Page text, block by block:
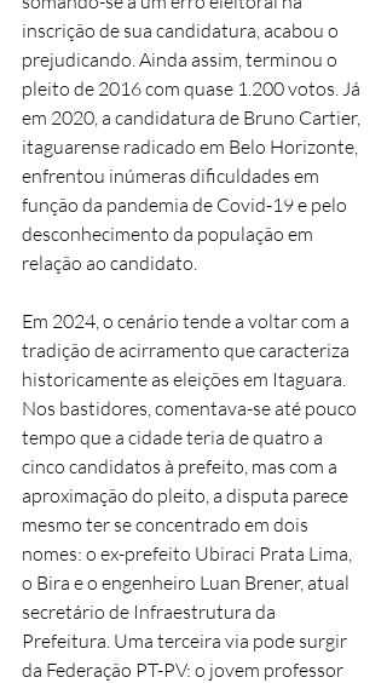
inscrição de sua candidatura, acabou o
prejudicando. Ainda assim, terminou o
pleito de 2016 com quase 1.200 votos. Já
em 2020, a candidatura de Bruno Cartier,
itaguarense radicado em Belo Horizonte,
enfrentou inúmeras dificuldades em
função da pandemia de Covid-19 e pelo
desconhecimento da população em
relação ao candidato.
Em 2024, o cenário tende a voltar com a
tradição de acirramento que caracteriza
historicamente as eleições em Itaguara.
Nos bastidores, comentava-se até pouco
tempo que a cidade teria de quatro a
cinco candidatos à prefeito, mas com a
aproximação do pleito, a disputa parece
mesmo ter se concentrado em dois
nomes: o ex-prefeito Ubiraci Prata Lima,
o Bira e o engenheiro Luan Brener, atual
secretário de Infraestrutura da
Prefeitura. Uma terceira via pode surgir
da Federação PT-PV: o jovem professor